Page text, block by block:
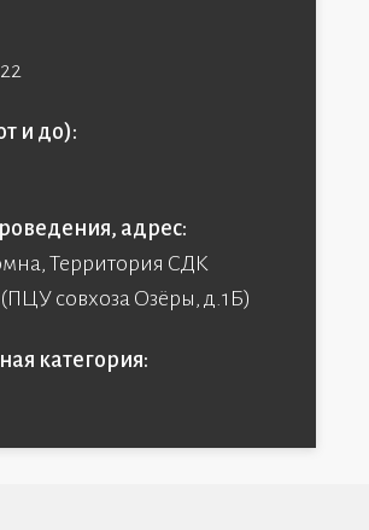
и до):
адрес:
Территория СДК
совхоза Озёры, д.1Б)
категория: